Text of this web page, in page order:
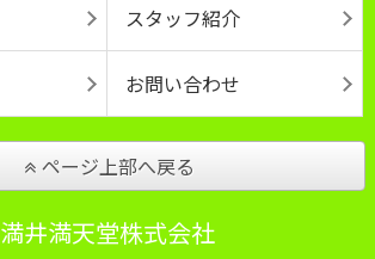
スタッフ紹介
お問い合わせ
ページ上部へ戻る
満井満天堂株式会社